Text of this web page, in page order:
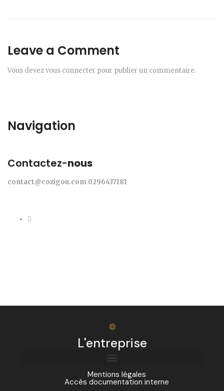
Leave a Comment
Vous devezvous connecter pour publier un commentaire.
Navigation
Contactez-nous
contact@cozigou.com 0296437181
L'entreprise
Mentions légales
Accès documentation interne